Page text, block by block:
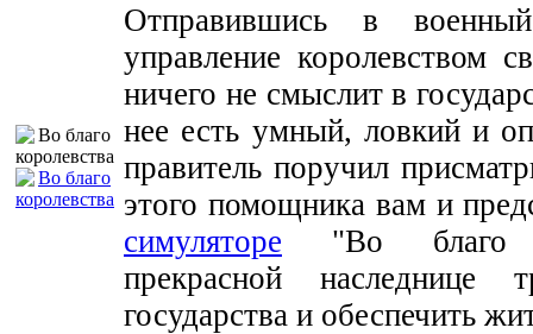
Отправившись в
управление королевством
ничего не смыслит в
нее есть умный, ловкий и
правитель поручил
этого помощника вам и
симуляторе "Во благо
прекрасной наследнице
государства и обеспечить